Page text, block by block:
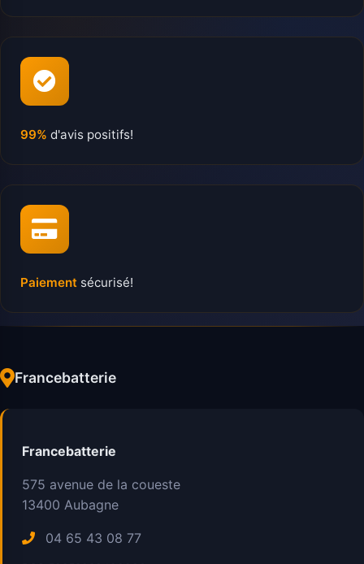
99% d'avis positifs!
Paiement sécurisé!
Francebatterie
Francebatterie
575 avenue de la coueste
13400 Aubagne
04 65 43 08 77